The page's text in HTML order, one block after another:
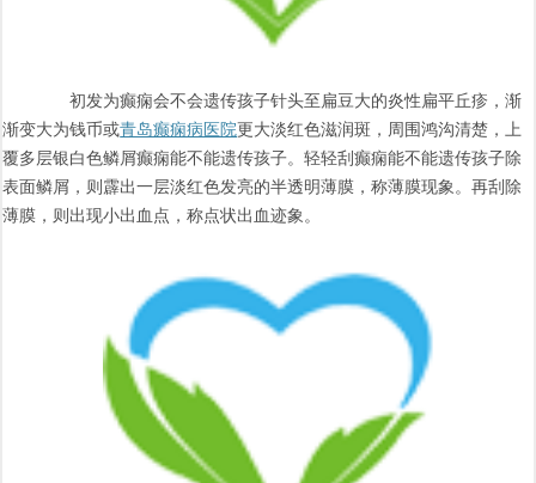
初发为癫痫会不会遗传孩子针头至扁豆大的炎性扁平丘疹，渐
渐变大为钱币或青岛癫痫病医院更大淡红色滋润斑，周围鸿沟清楚，上
覆多层银白色鳞屑癫痫能不能遗传孩子。轻轻刮癫痫能不能遗传孩子除
表面鳞屑，则霹出一层淡红色发亮的半透明薄膜，称薄膜现象。再刮除
薄膜，则出现小出血点，称点状出血迹象。